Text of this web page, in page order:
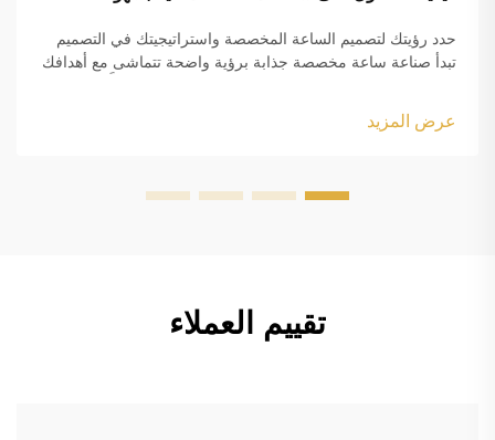
حدد رؤيتك لتصميم الساعة المخصصة واستراتيجيتك في التصميم
تبدأ صناعة ساعة مخصصة جذابة برؤية واضحة تتماشى مع أهدافك
العلامة التجارية أو عنصرًا شخصيًا...
عرض المزيد
تقييم العملاء